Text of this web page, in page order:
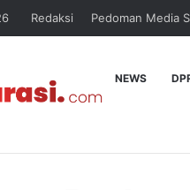
Redaksi Pedoman Media
NEWS